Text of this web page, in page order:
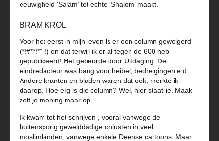
eeuwigheid ‘Salam’ tot echte ‘Shalom’ maakt.
BRAM KROL
Voor het eerst in mijn leven is er een column geweigerd
(*!#**!*””!) en dat terwijl ik er al tegen de 600 heb
gepubliceerd! Het gebeurde door Uitdaging. De
eindredacteur was bang voor heibel, bedreigingen e.d.
Andere kranten en bladen waren dat ook, merkte ik
daarop. Hoe erg is die column? Wel, hier staat-ie. Maak
zelf je mening maar op.
Ik kwam tot het schrijven , vooral vanwege de
buitensporig gewelddadige onlusten in veel
moslimlanden, vanwege enkele Deense cartoons. Maar